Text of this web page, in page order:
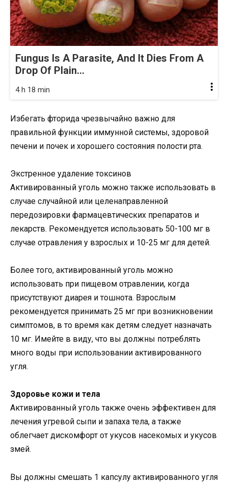
Fungus Is A Parasite, And It Dies From A
Drop Of Plain...
4 h 18 min
Избегать фторида чрезвычайно важно для
правильной функции иммунной системы, здоровой
печени и почек и хорошего состояния полости рта.
Экстренное удаление токсинов
Активированный уголь можно также использовать в
случае случайной или целенаправленной
передозировки фармацевтических препаратов и
лекарств. Рекомендуется использовать 50-100 мг в
случае отравления у взрослых и 10-25 мг для детей.
Более того, активированный уголь можно
использовать при пищевом отравлении, когда
присутствуют диарея и тошнота. Взрослым
рекомендуется принимать 25 мг при возникновении
симптомов, в то время как детям следует назначать
10 мг. Имейте в виду, что вы должны потреблять
много воды при использовании активированного
угля.
Здоровье кожи и тела
Активированный уголь также очень эффективен для
лечения угревой сыпи и запаха тела, а также
облегчает дискомфорт от укусов насекомых и укусов
змей.
Вы должны смешать 1 капсулу активированного угля